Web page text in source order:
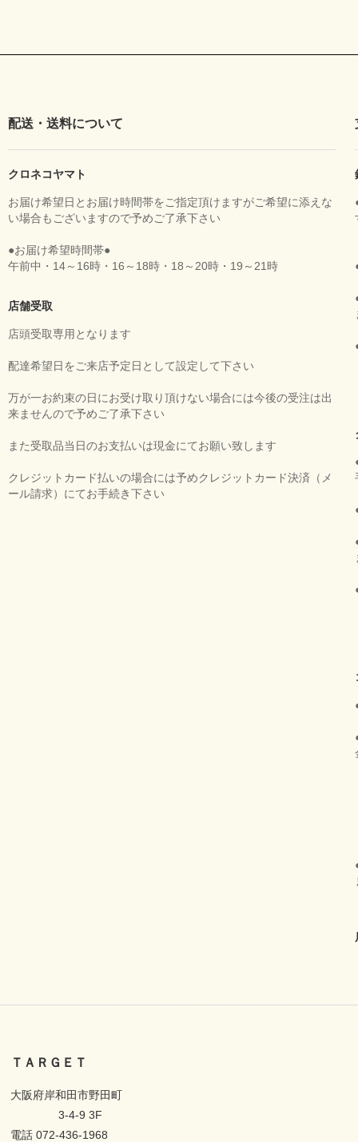
配送・送料について
クロネコヤマト
お届け希望日とお届け時間帯をご指定頂けますがご希望に添えな
い場合もございますので予めご了承下さい
●お届け希望時間帯●
午前中・14～16時・16～18時・18～20時・19～21時
店舗受取
店頭受取専用となります
配達希望日をご来店予定日として設定して下さい
万が一お約束の日にお受け取り頂けない場合には今後の受注は出
来ませんので予めご了承下さい
また受取品当日のお支払いは現金にてお願い致します
クレジットカード払いの場合には予めクレジットカード決済（メ
ール請求）にてお手続き下さい
ＴＡＲＧＥＴ
大阪府岸和田市野田町
3-4-9 3F
電話 072-436-1968